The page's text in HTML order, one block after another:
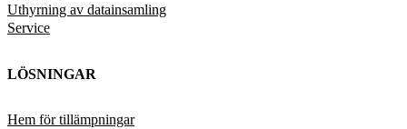
Uthyrning av datainsamling
Service
LÖSNINGAR
Hem för tillämpningar